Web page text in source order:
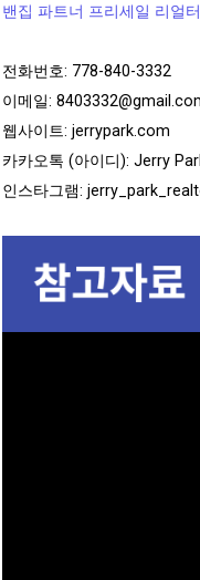
밴집 파트너 프리세일 리얼터
전화번호: 778-840-3332
이메일:
웹사이트: jerrypark.com
카카오톡 (아이디): Jerry
인스타그램: